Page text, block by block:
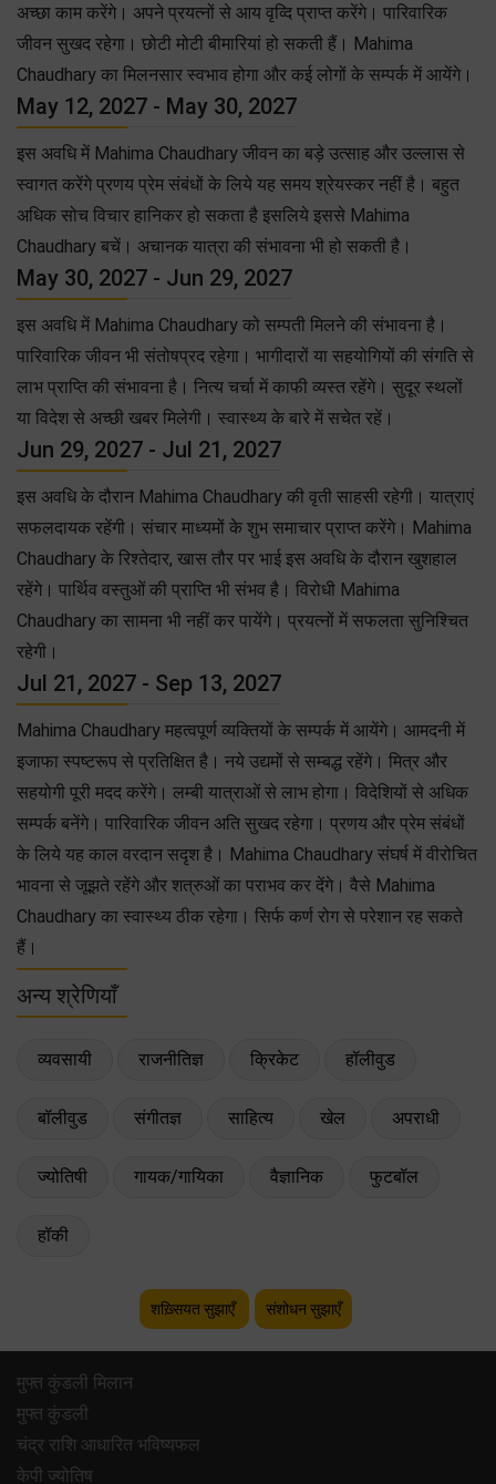
अच्छा काम करेंगे। अपने प्रयत्नों से आय वृव्दि प्राप्त करेंगे। पारिवारिक
जीवन सुखद रहेगा। छोटी मोटी बीमारियां हो सकती हैं। Mahima
Chaudhary का मिलनसार स्वभाव होगा और कई लोगों के सम्पर्क में आयेंगे।
May 12, 2027 - May 30, 2027
इस अवधि में Mahima Chaudhary जीवन का बड़े उत्साह और उल्लास से
स्वागत करेंगे प्रणय प्रेम संबंधों के लिये यह समय श्रेयस्कर नहीं है। बहुत
अधिक सोच विचार हानिकर हो सकता है इसलिये इससे Mahima
Chaudhary बचें। अचानक यात्रा की संभावना भी हो सकती है।
May 30, 2027 - Jun 29, 2027
इस अवधि में Mahima Chaudhary को सम्पती मिलने की संभावना है।
पारिवारिक जीवन भी संतोषप्रद रहेगा। भागीदारों या सहयोगियों की संगति से
लाभ प्राप्ति की संभावना है। नित्य चर्चा में काफी व्यस्त रहेंगे। सुदूर स्थलों
या विदेश से अच्छी खबर मिलेगी। स्वास्थ्य के बारे में सचेत रहें।
Jun 29, 2027 - Jul 21, 2027
इस अवधि के दौरान Mahima Chaudhary की वृती साहसी रहेगी। यात्राएं
सफलदायक रहेंगी। संचार माध्यमों के शुभ समाचार प्राप्त करेंगे। Mahima
Chaudhary के रिश्तेदार, खास तौर पर भाई इस अवधि के दौरान खुशहाल
रहेंगे। पार्थिव वस्तुओं की प्राप्ति भी संभव है। विरोधी Mahima
Chaudhary का सामना भी नहीं कर पायेंगे। प्रयत्नों में सफलता सुनिश्चित
रहेगी।
Jul 21, 2027 - Sep 13, 2027
Mahima Chaudhary महत्वपूर्ण व्यक्तियों के सम्पर्क में आयेंगे। आमदनी में
इजाफा स्पष्टरूप से प्रतिक्षित है। नये उद्यमों से सम्बद्ध रहेंगे। मित्र और
सहयोगी पूरी मदद करेंगे। लम्बी यात्राओं से लाभ होगा। विदेशियों से अधिक
सम्पर्क बनेंगे। पारिवारिक जीवन अति सुखद रहेगा। प्रणय और प्रेम संबंधों
के लिये यह काल वरदान सदृश है। Mahima Chaudhary संघर्ष में वीरोचित
भावना से जूझते रहेंगे और शत्रुओं का पराभव कर देंगे। वैसे Mahima
Chaudhary का स्वास्थ्य ठीक रहेगा। सिर्फ कर्ण रोग से परेशान रह सकते
हैं।
अन्य श्रेणियाँ
व्यवसायी राजनीतिज्ञ क्रिकेट हॉलीवुड
बॉलीवुड संगीतज्ञ साहित्य खेल अपराधी
ज्योतिषी गायक/गायिका वैज्ञानिक फुटबॉल
हॉकी
शख़्सियत सुझाएँ संशोधन सुझाएँ
मुफ्त कुंडली मिलान
मुफ्त कुंडली
चंद्र राशि आधारित भविष्यफल
केपी ज्योतिष